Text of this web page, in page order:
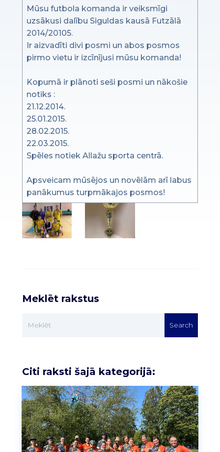
Mūsu futbola komanda ir veiksmīgi
uzsākusi dalību Siguldas kausā Futzālā
2014/20105.
Ir aizvadīti divi posmi un abos posmos
pirmo vietu ir izcīnījusi mūsu komanda!
Kopumā ir plānoti seši posmi un nākošie
notiks :
21.12.2014.
25.01.2015.
28.02.2015.
22.03.2015.
Spēles notiek Allažu sporta centrā.
Apsveicam mūsējos un novēlām arī labus
panākumus turpmākajos posmos!
Meklēt rakstus
Citi raksti šajā kategorijā: